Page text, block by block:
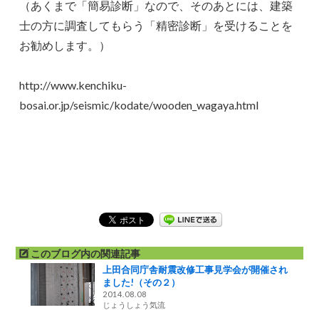
（あくまで「簡易診断」なので、そのあとには、建築
士の方に調査してもらう「精密診断」を受けることを
お勧めします。）
http://www.kenchiku-
bosai.or.jp/seismic/kodate/wooden_wagaya.html
このブログ内の関連記事
上田合同庁舎耐震改修工事見学会が開催され
ました!（その２）
2014.08.08
じょうしょう気流